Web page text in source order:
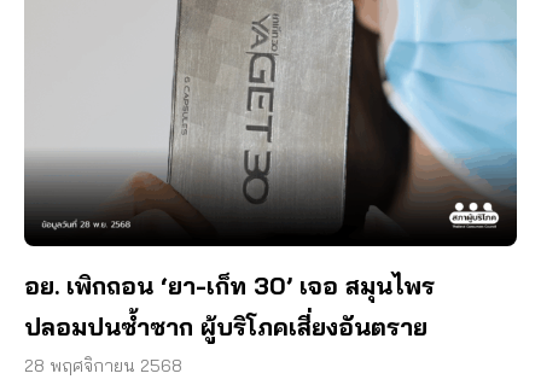
อย. เพิกถอน ‘ยา-เก็ท 30’ เจอ สมุนไพร
ปลอมปนซ้ำซาก ผู้บริโภคเสี่ยงอันตราย
28 พฤศจิกายน 2568